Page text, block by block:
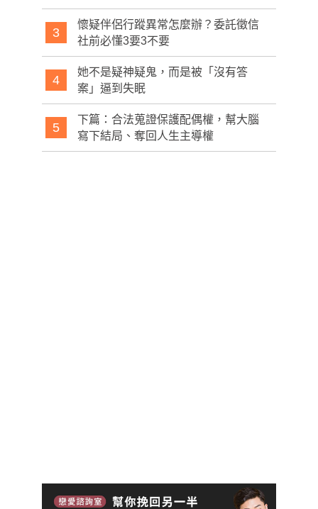
3
懷疑伴侶行蹤異常怎麼辦？委託徵信
社前必懂3要3不要
4
她不是疑神疑鬼，而是被「沒有答
案」逼到失眠
5
下篇：合法蒐證保護配偶權，幫大腦
寫下結局、奪回人生主導權